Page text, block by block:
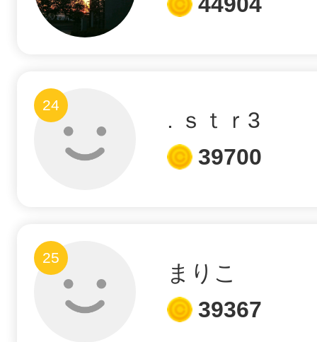
24
. ｓｔｒ3
39700
25
まりこ
39367